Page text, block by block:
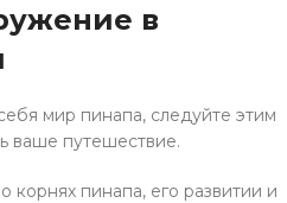
в
мир пинапа, следуйте этим
ваше путешествие.
корнях пинапа, его развитии и